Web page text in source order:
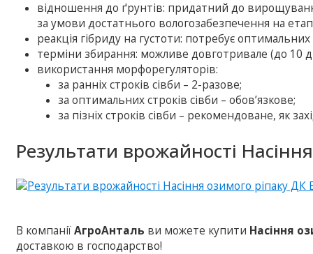
відношення до ґрунтів: придатний до
за умови достатнього вологозабезпечення на
реакція гібриду на густоти: потребує оптимальних
терміни збирання: можливе довготривале (до 10
використання морфорегуляторів:
за ранніх строків сівби – 2-разове;
за оптимальних строків сівби – обов’язкове;
за пізніх строків сівби – рекомендоване, як
Результати врожайності
В компаніїАгроАнталь ви можете купити Насіння
доставкою в господарство!